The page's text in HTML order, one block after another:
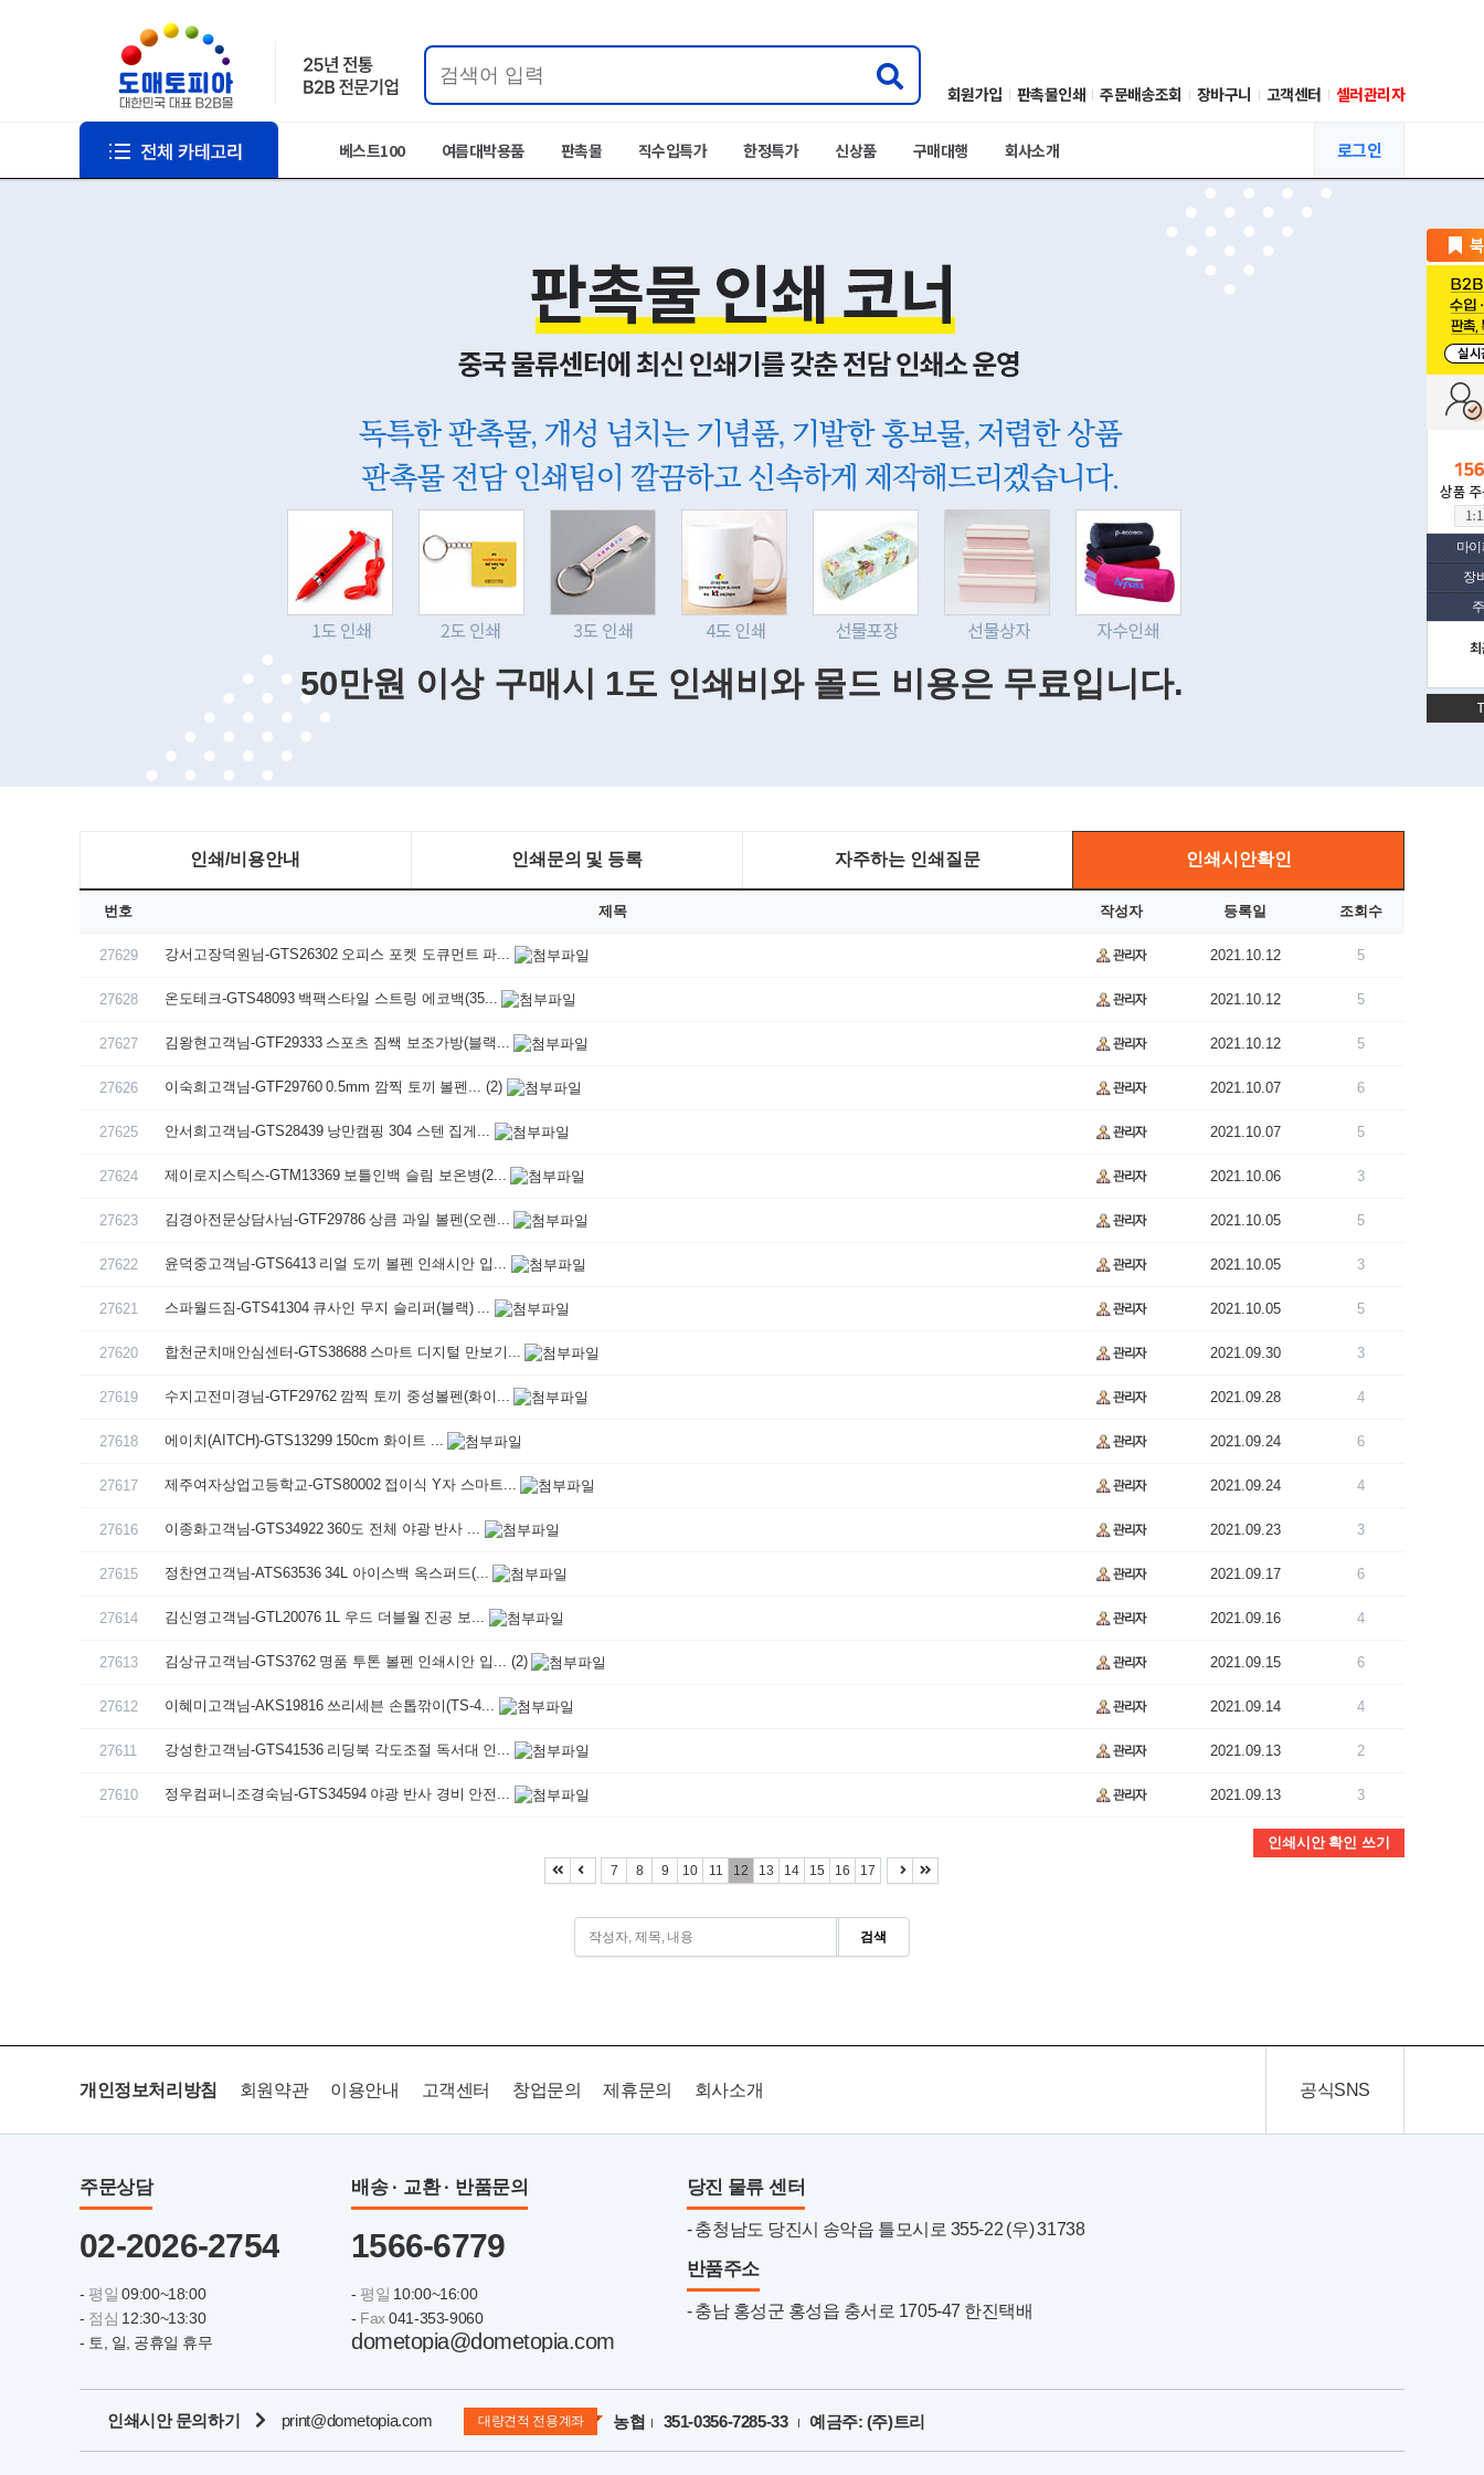
회원가입 판촉물인쇄 주문배송조회 장바구니 고객센터 셀러관리자
베스트100 여름대박용품 판촉물 직수입특가 한정특가 신상품 구매대행 회사소개 로그인
마
장
50만원 이상 구매시 1도 인쇄비와 몰드 비용은 무료입니다.
인쇄/비용안내 인쇄문의 및 등록 자주하는 인쇄질문 인쇄시안확인
번호 제목 작성자 등록일 조회수
27629 강서고장덕원님-GTS26302 오피스 포켓 도큐먼트 파... 2021.10.12 5
27628 온도테크-GTS48093 백팩스타일 스트링 에코백(35... 2021.10.12 5
27627 김왕현고객님-GTF29333 스포츠 짐쌕 보조가방(블랙... 2021.10.12 5
27626 이숙희고객님-GTF29760 0.5mm 깜찍 토끼 볼펜... (2) 2021.10.07 6
27625 안서희고객님-GTS28439 낭만캠핑 304 스텐 집게... 2021.10.07 5
27624 제이로지스틱스-GTM13369 보틀인백 슬림 보온병(2... 2021.10.06 3
27623 김경아전문상담사님-GTF29786 상큼 과일 볼펜(오렌... 2021.10.05 5
27622 윤덕중고객님-GTS6413 리얼 도끼 볼펜 인쇄시안 입... 2021.10.05 3
27621 스파월드짐-GTS41304 큐사인 무지 슬리퍼(블랙) ... 2021.10.05 5
27620 합천군치매안심센터-GTS38688 스마트 디지털 만보기... 2021.09.30 3
27619 수지고전미경님-GTF29762 깜찍 토끼 중성볼펜(화이... 2021.09.28 4
27618 에이치(AITCH)-GTS13299 150cm 화이트 ... 2021.09.24 6
27617 제주여자상업고등학교-GTS80002 접이식 Y자 스마트... 2021.09.24 4
27616 이종화고객님-GTS34922 360도 전체 야광 반사 ... 2021.09.23 3
27615 정찬연고객님-ATS63536 34L 아이스백 옥스퍼드(... 2021.09.17 6
27614 김신영고객님-GTL20076 1L 우드 더블월 진공 보... 2021.09.16 4
27613 김상규고객님-GTS3762 명품 투톤 볼펜 인쇄시안 입... (2) 2021.09.15 6
27612 이혜미고객님-AKS19816 쓰리세븐 손톱깎이(TS-4... 2021.09.14 4
27611 강성한고객님-GTS41536 리딩북 각도조절 독서대 인... 2021.09.13 2
27610 정우컴퍼니조경숙님-GTS34594 야광 반사 경비 안전... 2021.09.13 3
7 8 9 10 11 12 13 14 15 16 17
개인정보처리방침 회원약관 이용안내 고객센터 창업문의 제휴문의 회사소개 공식SNS
주문상담
02-2026-2754
- 평일 09:00~18:00
- 점심 12:30~13:30
- 토, 일, 공휴일 휴무
배송 · 교환 · 반품문의
1566-6779
- 평일 10:00~16:00
- Fax041-353-9060
dometopia@dometopia.com
당진 물류 센터
- 충청남도 당진시 송악읍 틀모시로 355-22 (우) 31738
반품주소
- 충남 홍성군 홍성읍 충서로 1705-47 한진택배
인쇄시안 문의하기 print@dometopia.com 대량견적 전용계좌 농협 351-0356-7285-33 예금주: (주)트리